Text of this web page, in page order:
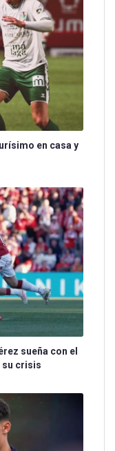
en casa y
sueña con el
su crisis